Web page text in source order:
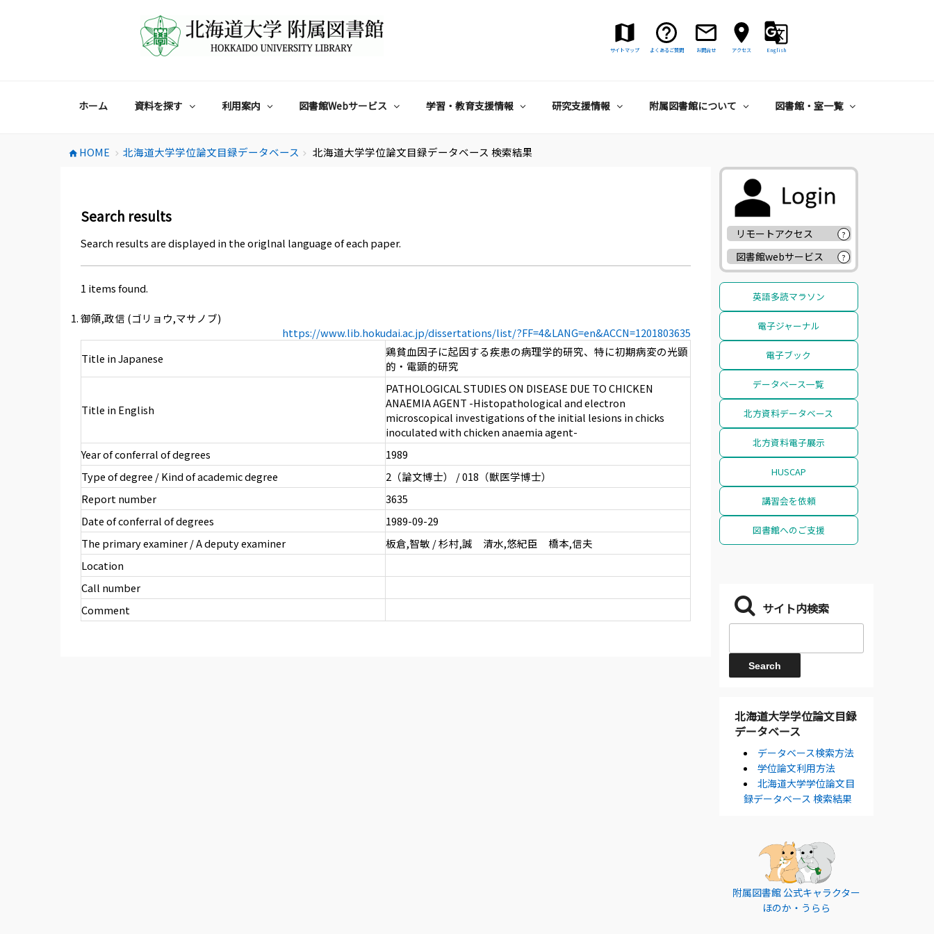
サイトマップ よくあるご質問 お問合せ アクセス English
ホーム 資料を探す 利用案内 図書館Webサービス 学習・教育支援情報 研究支援情報 附属図書館について 図書館・室一覧
home HOME chevron_right 北海道大学学位論文目録データベース chevron_right 北海道大学学位論文目録データベース 検索結果
Search results
Search results are displayed in the origlnal language of each paper.
1 items found.
御領,政信 (ゴリョウ,マサノブ)
https://www.lib.hokudai.ac.jp/dissertations/list/?FF=4&LANG=en&ACCN=1201803635
Title in Japanese
鶏貧血因子に起因する疾患の病理学的研究、特に初期病変の光顕
的・電顕的研究
Title in English
PATHOLOGICAL STUDIES ON DISEASE DUE TO CHICKEN
ANAEMIA AGENT -Histopathological and electron
microscopical investigations of the initial lesions in chicks
inoculated with chicken anaemia agent-
Year of conferral of degrees
1989
Type of degree / Kind of academic degree
2（論文博士） / 018（獣医学博士）
Report number
3635
Date of conferral of degrees
1989-09-29
The primary examiner / A deputy examiner
板倉,智敏 / 杉村,誠 清水,悠紀臣 橋本,信夫
Location
Call number
Comment
リモートアクセス ?
図書館webサービス ?
英語多読マラソン
電子ジャーナル
電子ブック
データベース一覧
北方資料データベース
北方資料電子展示
HUSCAP
講習会を依頼
図書館へのご支援
サイト内検索
北海道大学学位論文目録
データベース
データベース検索方法
学位論文利用方法
北海道大学学位論文目
録データベース 検索結果
附属図書館 公式キャラクター
ほのか・うらら